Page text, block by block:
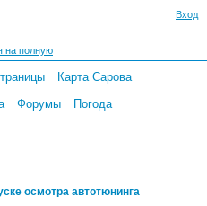
Вход
на полную
Карта Сарова
Форумы Погода
осмотра автотюнинга